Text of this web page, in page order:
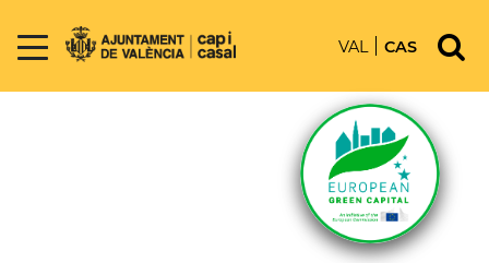
VAL CAS